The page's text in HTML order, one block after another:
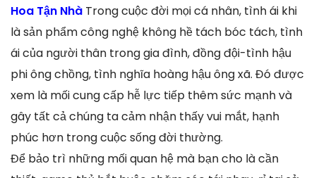
Hoa Tận Nhà Trong cuộc đời mọi cá nhân, tình ái khi
là sản phẩm công nghệ không hề tách bóc tách, tình
ái của người thân trong gia đình, đồng đội-tình hậu
phi ông chồng, tình nghĩa hoàng hậu ông xã. Đó được
xem là mối cung cấp hễ lực tiếp thêm sức mạnh và
gây tất cả chúng ta cảm nhận thấy vui mắt, hạnh
phúc hơn trong cuộc sống đời thường.
Để bảo trì những mối quan hệ mà bạn cho là cần